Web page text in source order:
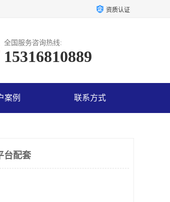
资质认证
全国服务咨询热线:
15316810889
案例 联系方式
台配套